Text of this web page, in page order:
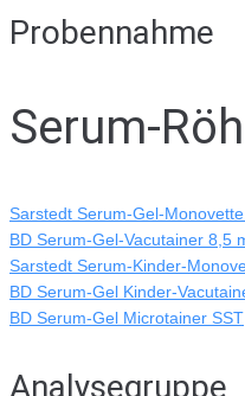
Probennahme
Serum-
Sarstedt Serum-Gel-
BD Serum-Gel-Vacutainer 8,5
Sarstedt Serum-Kinder-
BD Serum-Gel Kinder-
BD Serum-Gel Microtainer SST
Analysegruppe